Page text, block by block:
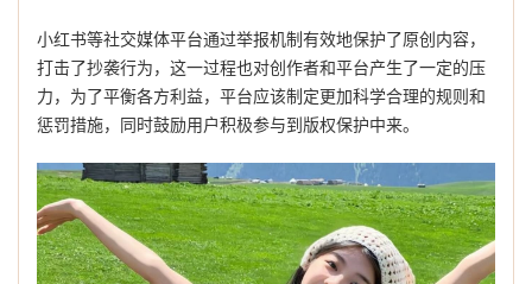
小红书等社交媒体平台通过举报机制有效地保护了原创内容，
打击了抄袭行为，这一过程也对创作者和平台产生了一定的压
力，为了平衡各方利益，平台应该制定更加科学合理的规则和
惩罚措施，同时鼓励用户积极参与到版权保护中来。